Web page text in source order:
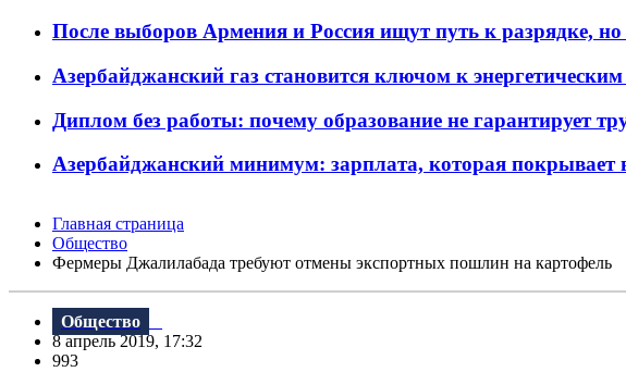
После выборов Армения и Россия ищут путь к разрядке,
Азербайджанский газ становится ключом к
Диплом без работы: почему образование не гарантирует
Азербайджанский минимум: зарплата, которая
Главная страница
Общество
Фермеры Джалилабада требуют отмены экспортных пошлин на картофель
Общество
8 апрель 2019, 17:32
993